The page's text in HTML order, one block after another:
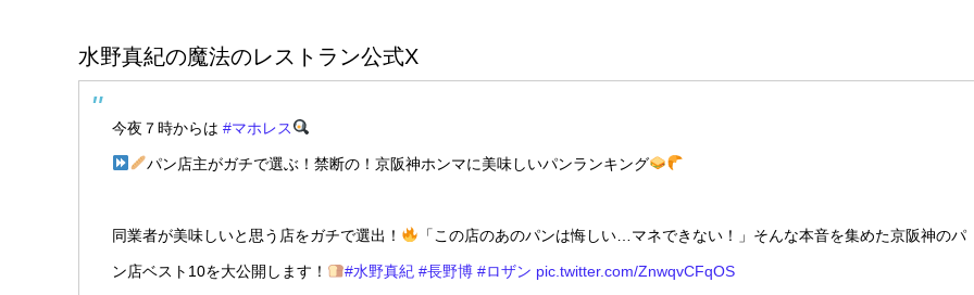
水野真紀の魔法のレストラン公式X
今夜７時からは #マホレス
パン店主がガチで選ぶ！禁断の！京阪神ホンマに美味しいパンランキング
同業者が美味しいと思う店をガチで選出！ 「この店のあのパンは悔しい…マネできない！」そんな本音を集めた京阪神のパ
ン店ベスト10を大公開します！ #水野真紀 #長野博 #ロザン pic.twitter.com/ZnwqvCFqOS